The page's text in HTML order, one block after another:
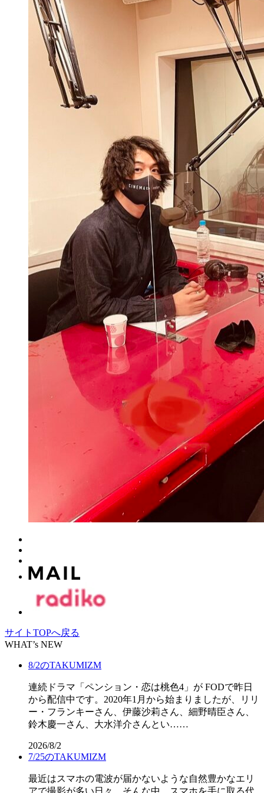
サイトTOPへ戻る
WHAT’s NEW
8/2のTAKUMIZM
連続ドラマ「ペンション・恋は桃色4」が FODで昨日
から配信中です。2020年1月から始まりましたが、リリ
ー・フランキーさん、伊藤沙莉さん、細野晴臣さん、
鈴木慶一さん、大水洋介さんとい……
2026/8/2
7/25のTAKUMIZM
最近はスマホの電波が届かないような自然豊かなエリ